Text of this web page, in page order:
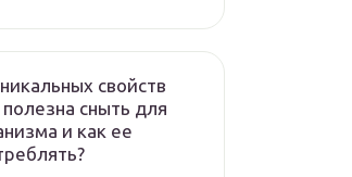
свойств
сныть для
и как ее